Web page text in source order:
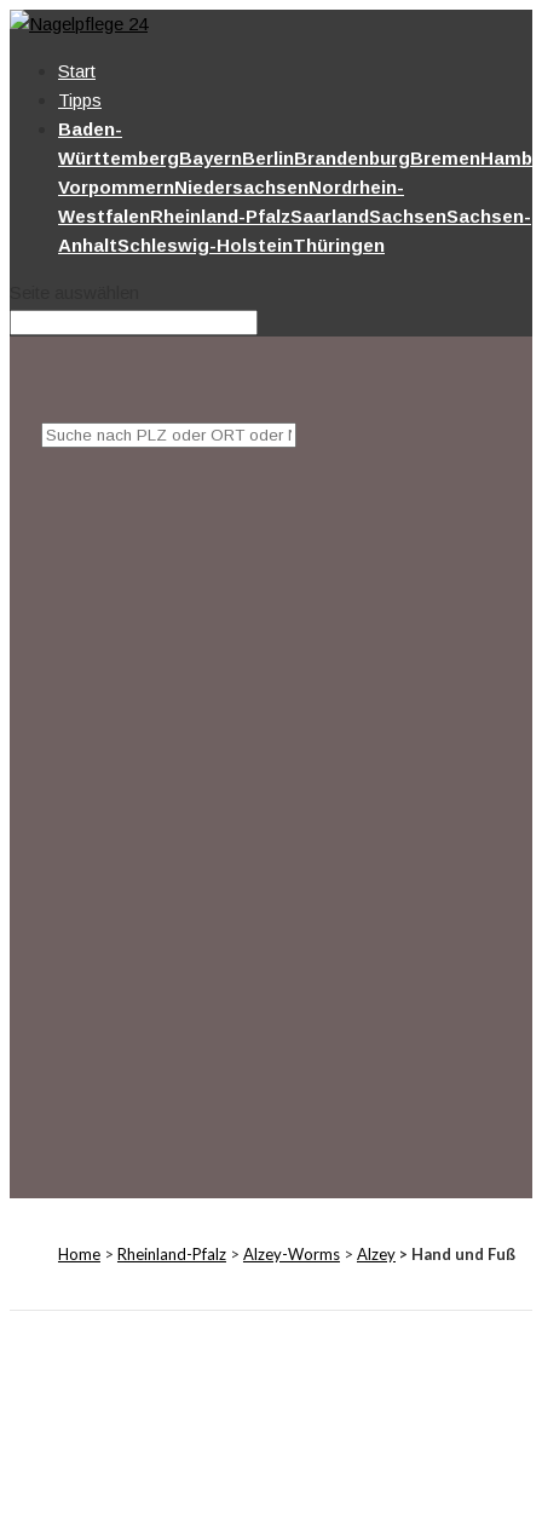
Start
Tipps
Baden-
WürttembergBayernBerlinBrandenburgBremen
VorpommernNiedersachsenNordrhein-
WestfalenRheinland-PfalzSaarlandSachsenSachsen-
AnhaltSchleswig-HolsteinThüringen
Home> Rheinland-Pfalz> Alzey-Worms> Alzey> Hand und Fuß